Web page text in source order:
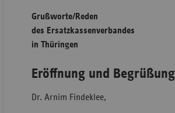
Grußworte/Reden
des Ersatzkassenverbandes
in Thüringen
Eröffnung und Begrüßung
Dr. Arnim Findeklee,